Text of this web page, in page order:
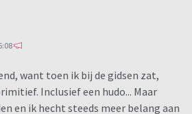
want toen ik bij de gidsen zat,
Inclusief een hudo... Maar
en ik hecht steeds meer belang aan